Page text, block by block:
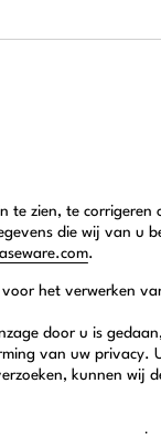
te zien, te
die wij van
.
het verwerken
door u is
van uw privacy.
kunnen wij